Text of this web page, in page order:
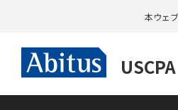
本ウェ
USCPA